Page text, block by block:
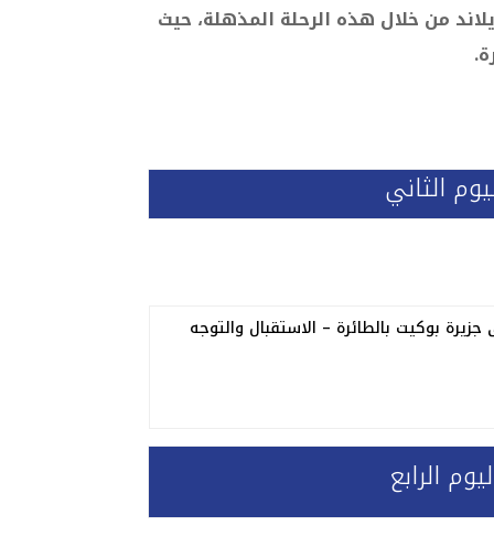
من خلال هذه الرحلة المذهلة، حيث
الثاني
بوكيت بالطائرة – الاستقبال والتوجه
الرابع